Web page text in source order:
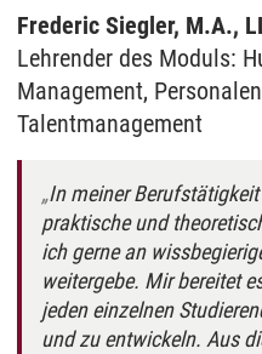
Frederic Siegler, M.A.,
Lehrender des Moduls:
Management,
Talentmanagement
In meiner
praktische und
ich gerne an
weitergebe. Mir bereitet
jeden einzelnen
und zu entwickeln. Aus